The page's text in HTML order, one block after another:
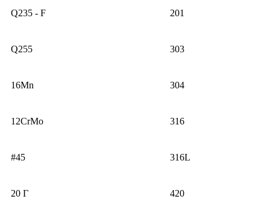
Q235 - F 201
Q255 303
16Mn 304
12CrMo 316
#45 316L
20 Г 420